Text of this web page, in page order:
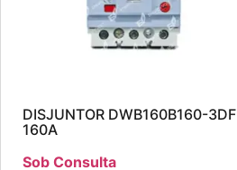
DISJUNTOR DWB160B160-3DF
160A
Sob Consulta